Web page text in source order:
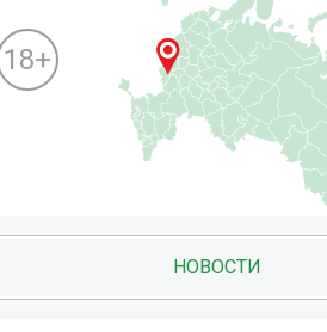
18+
НОВОСТИ